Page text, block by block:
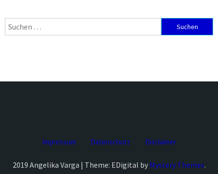
Suchen
nach:
Impressum Datenschutz Disclaimer
2019 Angelika Varga | Theme: EDigital by Mystery Themes.